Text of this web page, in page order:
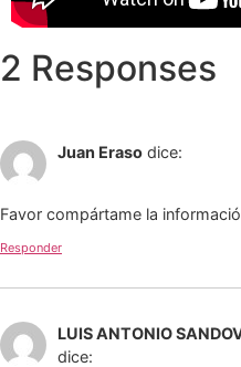
2 Responses
Juan Eraso dice:
Favor compártame la
Responder
LUIS ANTONIO
dice: